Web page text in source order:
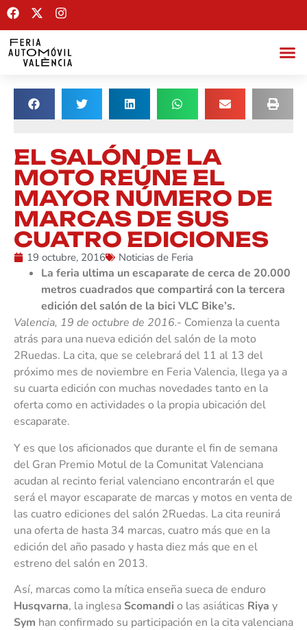
EL SALÓN DE LA
MOTO REÚNE EL
MAYOR NÚMERO DE
MARCAS DE SUS
CUATRO EDICIONES
19 octubre, 2016 Noticias de Feria
La feria ultima un escaparate de cerca de 20.000
metros cuadrados que compartirá con la tercera
edición del salón de la bici VLC Bike’s.
Valencia, 19 de octubre de 2016.- Comienza la cuenta
atrás para una nueva edición del salón de la moto
2Ruedas. La cita, que se celebrará del 11 al 13 del
próximo mes de noviembre en Feria Valencia, llega ya a
su cuarta edición con muchas novedades tanto en la
oferta como en actividades o la propia ubicación del
escaparate.
Y es que los aficionados que durante el fin de semana
del Gran Premio Motul de la Comunitat Valenciana
acudan al recinto ferial valenciano encontrarán el que
será el mayor escaparate de marcas y motos en venta de
las cuatro ediciones del salón 2Ruedas. La cita reunirá
una oferta de hasta 34 marcas, cuatro más que en la
edición del año pasado y hasta diez más que en el
estreno del salón en 2013.
Así, marcas como la mítica enseña sueca de enduro
Husqvarna, la inglesa Scomandi o las asiáticas Riya y
Sym han confirmado su participación en la cita valenciana